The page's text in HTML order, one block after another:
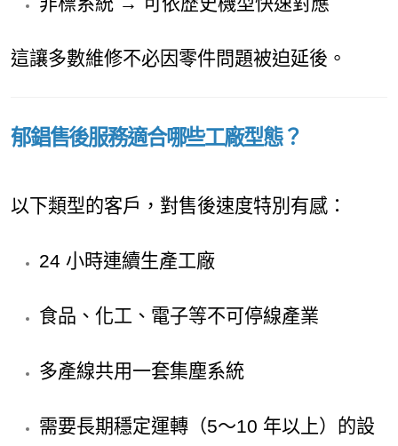
這讓多數維修不必因零件問題被迫延後。
郁錩售後服務適合哪些工廠型態？
以下類型的客戶，對售後速度特別有感：
24 小時連續生產工廠
食品、化工、電子等不可停線產業
多產線共用一套集塵系統
需要長期穩定運轉（5～10 年以上）的設